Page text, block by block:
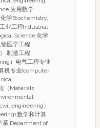
应用数学
学Biochemistry,
业工程Industrial
Science,化学
医学工程
.制造工程
）电气工程专业
机专业(computer
（Materials
engineering）.
数学和计算
系 Department of